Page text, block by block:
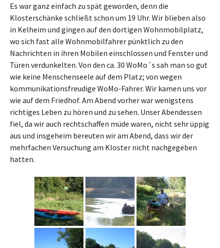
Es war ganz einfach zu spät geworden, denn die
Klosterschänke schließt schon um 19 Uhr. Wir blieben also
in Kelheim und gingen auf den dortigen Wohnmobilplatz,
wo sich fast alle Wohnmobilfahrer pünktlich zu den
Nachrichten in ihren Mobilen einschlossen und Fenster und
Türen verdunkelten. Von den ca. 30 WoMo´s sah man so gut
wie keine Menschenseele auf dem Platz; von wegen
kommunikationsfreudige WoMo-Fahrer. Wir kamen uns vor
wie auf dem Friedhof. Am Abend vorher war wenigstens
richtiges Leben zu hören und zu sehen. Unser Abendessen
fiel, da wir auch rechtschaffen müde waren, nicht sehr üppig
aus und insgeheim bereuten wir am Abend, dass wir der
mehrfachen Versuchung am Kloster nicht nachgegeben
hatten.